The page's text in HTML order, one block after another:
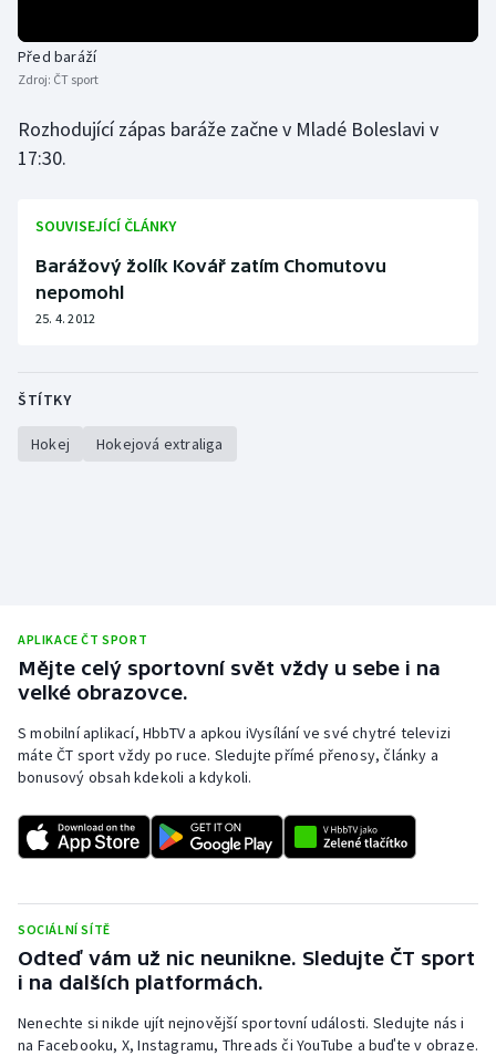
Rychlostní kanoistika
Short track
Triatlon
Vodní slalom
Volejbal
Před baráží
Zdroj: ČT sport
Rozhodující zápas baráže začne v Mladé Boleslavi v
17:30.
SOUVISEJÍCÍ ČLÁNKY
Barážový žolík Kovář zatím Chomutovu
nepomohl
25. 4. 2012
ŠTÍTKY
Hokej Hokejová extraliga
APLIKACE ČT SPORT
Mějte celý sportovní svět vždy u sebe i na
velké obrazovce.
S mobilní aplikací, HbbTV a apkou iVysílání ve své chytré televizi
máte ČT sport vždy po ruce. Sledujte přímé přenosy, články a
bonusový obsah kdekoli a kdykoli.
SOCIÁLNÍ SÍTĚ
Odteď vám už nic neunikne. Sledujte ČT sport
i na dalších platformách.
Nenechte si nikde ujít nejnovější sportovní události. Sledujte nás i
na Facebooku, X, Instagramu, Threads či YouTube a buďte v obraze.